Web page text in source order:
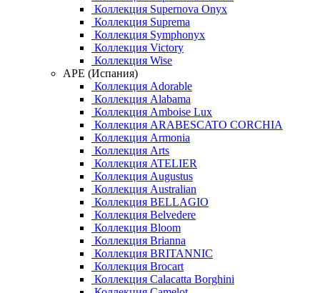
Коллекция Supernova Onyx
Коллекция Suprema
Коллекция Symphonyx
Коллекция Victory
Коллекция Wise
APE (Испания)
Коллекция Adorable
Коллекция Alabama
Коллекция Amboise Lux
Коллекция ARABESCATO CORCHIA
Коллекция Armonia
Коллекция Arts
Коллекция ATELIER
Коллекция Augustus
Коллекция Australian
Коллекция BELLAGIO
Коллекция Belvedere
Коллекция Bloom
Коллекция Brianna
Коллекция BRITANNIC
Коллекция Brocart
Коллекция Calacatta Borghini